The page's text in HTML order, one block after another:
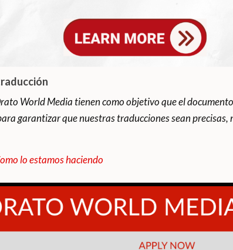
World Media tienen como objetivo que el
garantizar que nuestras traducciones sean
lo estamos haciendo